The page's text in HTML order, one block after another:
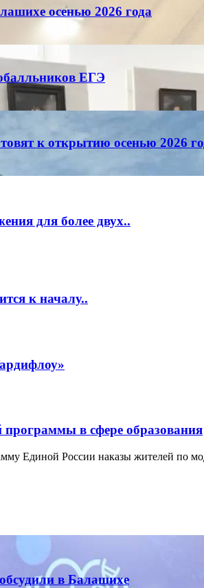
осенью 2026 года
ЕГЭ
к открытию осенью 2026
для более двух..
к началу..
в сфере образования
Единой России наказы жителей по
в Балашихе